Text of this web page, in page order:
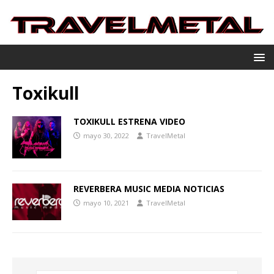
Toxikull
TOXIKULL ESTRENA VIDEO
mayo 30, 2022 TravelMetal
REVERBERA MUSIC MEDIA NOTICIAS
mayo 10, 2021 TravelMetal